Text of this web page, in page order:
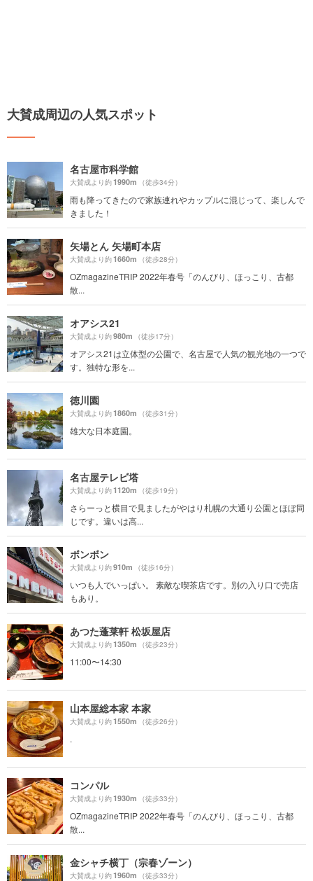
大賛成周辺の人気スポット
名古屋市科学館
大賛成より約1990m （徒歩34分）
雨も降ってきたので家族連れやカップルに混じって、楽しんで
きました！
矢場とん 矢場町本店
大賛成より約1660m （徒歩28分）
OZmagazineTRIP 2022年春号「のんびり、ほっこり、古都
散...
オアシス21
大賛成より約980m （徒歩17分）
オアシス21は立体型の公園で、名古屋で人気の観光地の一つで
す。独特な形を...
徳川園
大賛成より約1860m （徒歩31分）
雄大な日本庭園。
名古屋テレビ塔
大賛成より約1120m （徒歩19分）
さらーっと横目で見ましたがやはり札幌の大通り公園とほぼ同
じです。違いは高...
ボンボン
大賛成より約910m （徒歩16分）
いつも人でいっぱい。 素敵な喫茶店です。別の入り口で売店
もあり。
あつた蓬莱軒 松坂屋店
大賛成より約1350m （徒歩23分）
11:00〜14:30
山本屋総本家 本家
大賛成より約1550m （徒歩26分）
.
コンパル
大賛成より約1930m （徒歩33分）
OZmagazineTRIP 2022年春号「のんびり、ほっこり、古都
散...
金シャチ横丁（宗春ゾーン）
大賛成より約1960m （徒歩33分）